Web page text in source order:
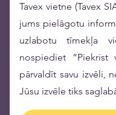
Āzija viena lidojuma
Tavex vietne (Tavex
jums pielāgotu
uzlabotu tīmekļa
nospiediet “Piekrist
pārvaldīt savu izvēli,
Jūsu izvēle tiks